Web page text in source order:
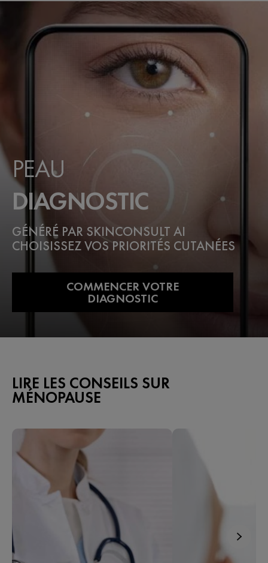
PEAU
DIAGNOSTIC
GÉNÉRÉ PAR SKINCONSULT AI
CHOISISSEZ VOS PRIORITÉS CUTANÉES
COMMENCER VOTRE
DIAGNOSTIC
LIRE LES CONSEILS SUR
MÉNOPAUSE​